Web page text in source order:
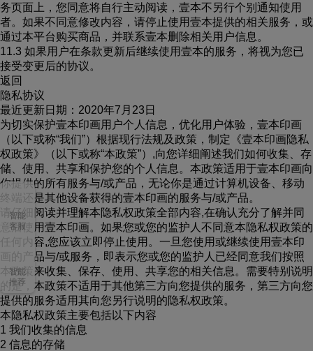
智能
客服
智能
推荐
务页面上，您同意将自行主动阅读，壹本不另行个别通知使用
者。如果不同意修改内容，请停止使用壹本提供的相关服务，或
通过本平台购买商品，并联系壹本删除相关用户信息。
11.3 如果用户在条款更新后继续使用壹本的服务，将视为您已
接受变更后的协议。
返回
隐私协议
最近更新日期：2020年7月23日
为切实保护壹本印画用户个人信息，优化用户体验，壹本印画
（以下或称“我们”）根据现行法规及政策，制定《壹本印画隐私
权政策》（以下或称“本政策”）,向您详细阐述我们如何收集、存
储、使用、共享和保护您的个人信息。本政策适用于壹本印画向
你提供的所有服务与/或产品，无论你是通过计算机设备、移动
终端还是其他设备获得的壹本印画的服务与/或产品。
请仔细阅读并理解本隐私权政策全部内容,在确认充分了解并同
意后使用壹本印画。如果您或您的监护人不同意本隐私权政策的
任何内容,您应该立即停止使用。一旦您使用或继续使用壹本印
画的产品与/或服务，即表示您或您的监护人已经同意我们按照
本政策来收集、保存、使用、共享您的相关信息。需要特别说明
的是，本政策不适用于其他第三方向您提供的服务，第三方向您
提供的服务适用其向您另行说明的隐私权政策。
本隐私权政策主要包括以下内容
1 我们收集的信息
2 信息的存储